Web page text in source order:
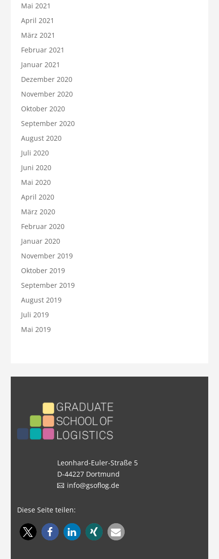
Mai 2021
April 2021
März 2021
Februar 2021
Januar 2021
Dezember 2020
November 2020
Oktober 2020
September 2020
August 2020
Juli 2020
Juni 2020
Mai 2020
April 2020
März 2020
Februar 2020
Januar 2020
November 2019
Oktober 2019
September 2019
August 2019
Juli 2019
Mai 2019
Leonhard-Euler-Straße 5
D-44227 Dortmund
info@gsoflog.de
Diese Seite teilen: